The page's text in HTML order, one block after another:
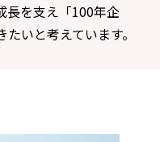
長を支え「100年企
いと考えています。